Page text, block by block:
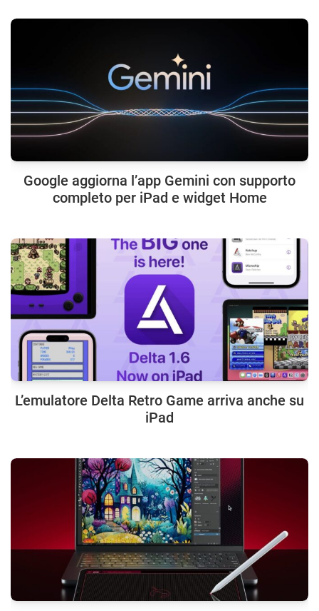
Google aggiorna l’app Gemini con supporto
completo per iPad e widget Home
L’emulatore Delta Retro Game arriva anche su
iPad